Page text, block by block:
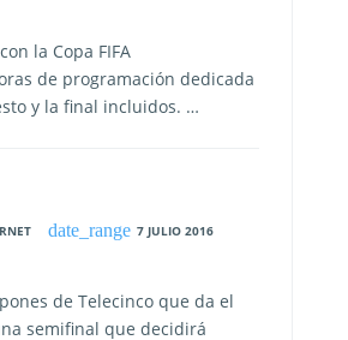
la Copa FIFA
de programación dedicada
y la final incluidos. …
7 JULIO 2016
de Telecinco que da el
semifinal que decidirá